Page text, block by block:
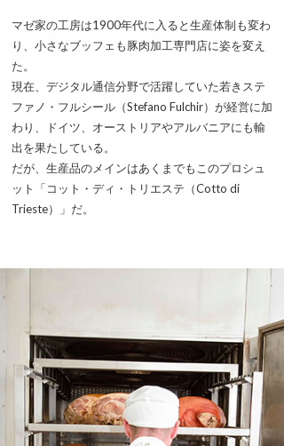
マゼ家の工房は1900年代に入ると生産体制も変わ
り、小さなブッフェも豚肉加工専門店に姿を変え
た。
現在、デジタル通信分野で活躍していた若きステ
ファノ・フルシール（Stefano Fulchir）が経営に加
わり、ドイツ、オーストリアやアルバニアにも輸
出を果たしている。
だが、生産品のメインはあくまでもこのプロシュ
ット「コット・ディ・トリエステ（Cotto di
Trieste）」だ。